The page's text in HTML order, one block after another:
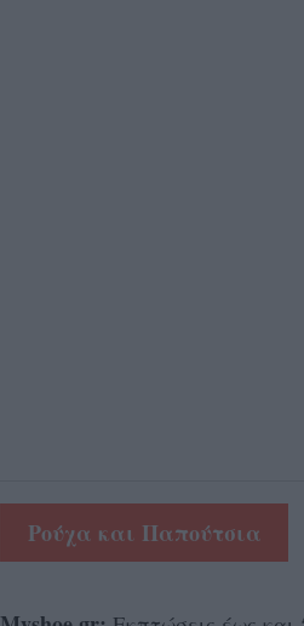
Ρούχα και Παπούτσια